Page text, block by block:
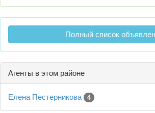
Полный список
Агенты в этом районе
Елена Пестерникова 4